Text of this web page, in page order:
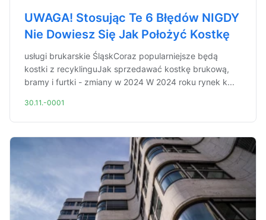
UWAGA! Stosując Te 6 Błędów NIGDY
Nie Dowiesz Się Jak Położyć Kostkę
usługi brukarskie ŚląskCoraz popularniejsze będą
kostki z recyklinguJak sprzedawać kostkę brukową,
bramy i furtki - zmiany w 2024 W 2024 roku rynek k...
30.11.-0001